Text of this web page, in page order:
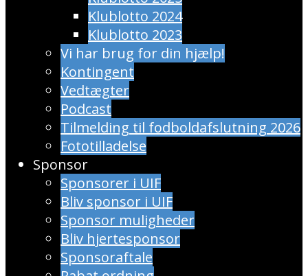
Klublotto 2024
Klublotto 2023
Vi har brug for din hjælp!
Kontingent
Vedtægter
Podcast
Tilmelding til fodboldafslutning 2026
Fototilladelse
Sponsor
Sponsorer i UIF
Bliv sponsor i UIF
Sponsor muligheder
Bliv hjertesponsor
Sponsoraftale